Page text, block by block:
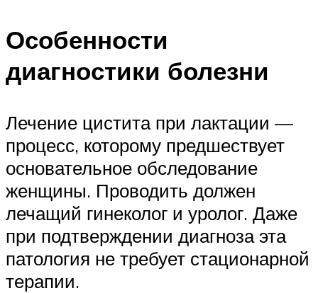
Особенности
диагностики болезни
Лечение цистита при лактации —
процесс, которому предшествует
основательное обследование
женщины. Проводить должен
лечащий гинеколог и уролог. Даже
при подтверждении диагноза эта
патология не требует стационарной
терапии.